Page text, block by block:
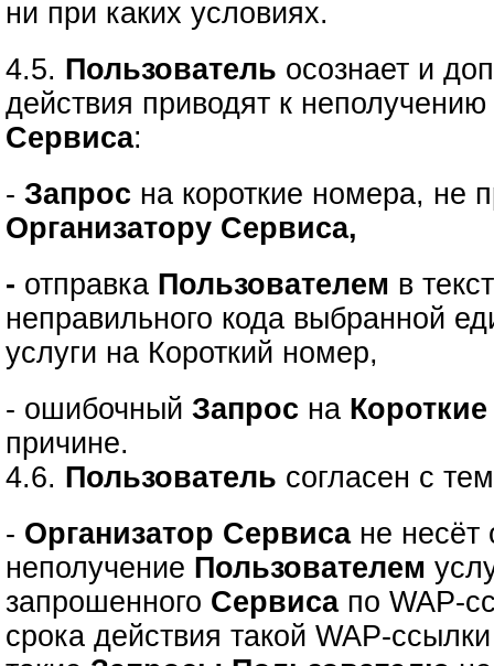
ни при каких условиях.
4.5. Пользователь осознает и
действия приводят к
Сервиса:
-Запрос на короткие номера, не
Организатору Сервиса,
- отправка Пользователем в
неправильного кода выбранной
услуги на Короткий номер,
- ошибочныйЗапрос на
причине.
4.6. Пользователь согласен с
- Организатор Сервиса не несёт
неполучение Пользователем
запрошенного Сервисапо WAP-
срока действия такой WAP-